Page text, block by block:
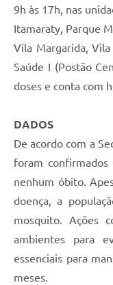
9h às 17h, nas
Itamaraty, Parque
Vila Margarida,
Saúde I (Postão
doses e conta com
DADOS
De acordo com a
foram confirmados
nenhum óbito.
doença, a
mosquito. Ações
ambientes para
essenciais para
meses.